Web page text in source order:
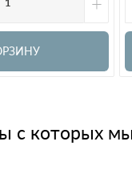
с которых